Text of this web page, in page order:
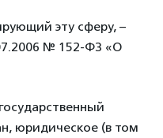
эту сферу, –
№ 152-ФЗ «О
юридическое (в том